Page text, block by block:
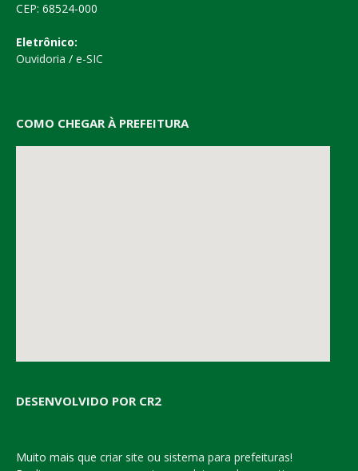
CEP: 68524-000
Eletrônico:
Ouvidoria / e-SIC
COMO CHEGAR À PREFEITURA
DESENVOLVIDO POR CR2
Muito mais que criar site ou sistema para prefeituras!